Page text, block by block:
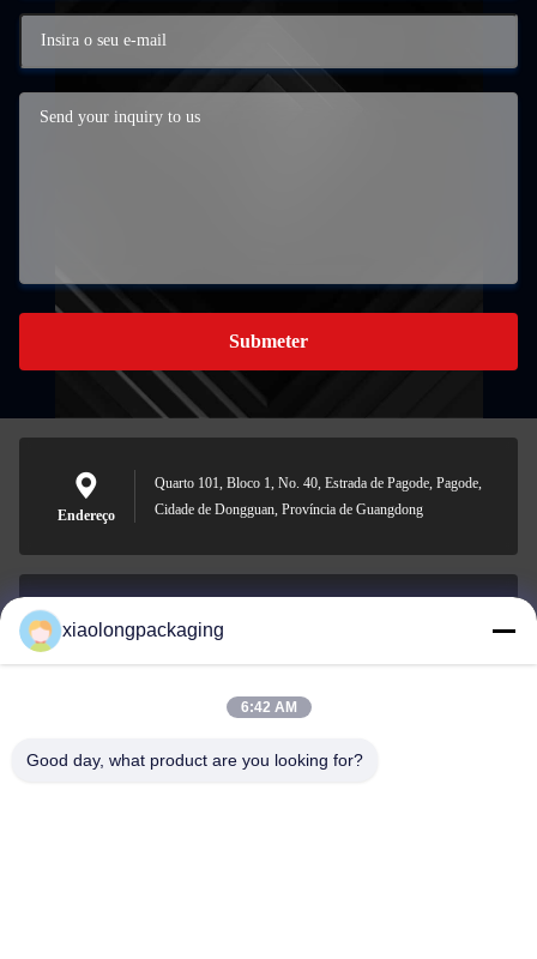
Submeter
Endereço
Quarto 101, Bloco 1, No. 40, Estrada de Pagode, Pagode,
Cidade de Dongguan, Província de Guangdong
Tina@xiaolongpackaging.com
0086-15322891631
xiaolongpackaging
6:42 AM
Good day, what product are you looking for?